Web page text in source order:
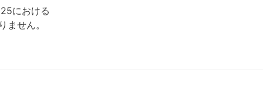
における
ません。